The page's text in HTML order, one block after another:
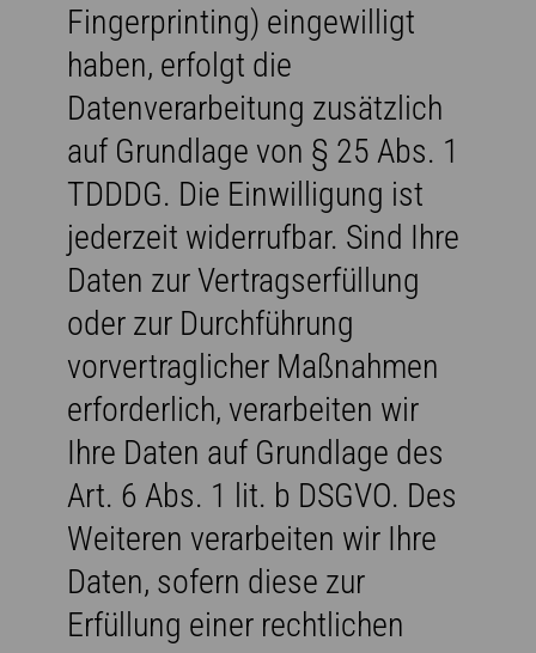
Fingerprinting) eingewilligt
haben, erfolgt die
Datenverarbeitung zusätzlich
auf Grundlage von § 25 Abs. 1
TDDDG. Die Einwilligung ist
jederzeit widerrufbar. Sind Ihre
Daten zur Vertragserfüllung
oder zur Durchführung
vorvertraglicher Maßnahmen
erforderlich, verarbeiten wir
Ihre Daten auf Grundlage des
Art. 6 Abs. 1 lit. b DSGVO. Des
Weiteren verarbeiten wir Ihre
Daten, sofern diese zur
Erfüllung einer rechtlichen